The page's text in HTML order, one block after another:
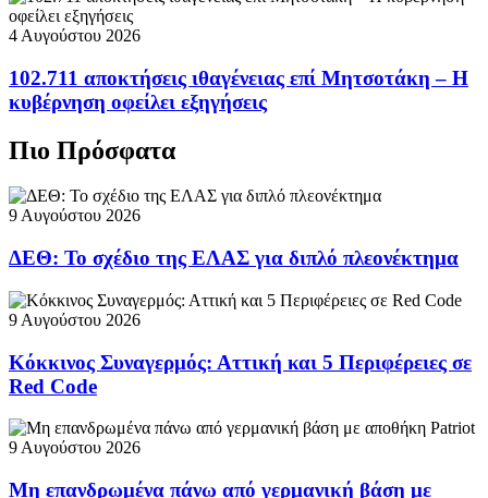
4 Αυγούστου 2026
102.711 αποκτήσεις ιθαγένειας επί Μητσοτάκη – Η
κυβέρνηση οφείλει εξηγήσεις
Πιο Πρόσφατα
9 Αυγούστου 2026
ΔΕΘ: Το σχέδιο της ΕΛΑΣ για διπλό πλεονέκτημα
9 Αυγούστου 2026
Κόκκινος Συναγερμός: Αττική και 5 Περιφέρειες σε
Red Code
9 Αυγούστου 2026
Μη επανδρωμένα πάνω από γερμανική βάση με